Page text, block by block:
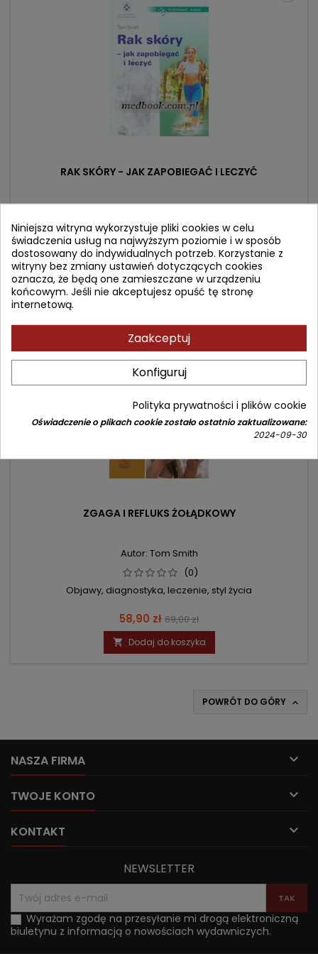
RAK SKÓRY - JAK ZAPOBIEGAĆ I LECZYĆ
(0)
Cena
66,90 złCena
podstawowa
79,00 zł
 Dodaj do koszyka
- 10,10 zł
ZGAGA I REFLUKS ŻOŁĄDKOWY
Autor: Tom Smith
(0)
Objawy, diagnostyka, leczenie, styl życia
Cena
58,90 zł Cena
podstawowa
69,00 zł
 Dodaj do koszyka
POWRÓT DO GÓRY 
NASZA FIRMA 
TWOJE KONTO 
KONTAKT 
NEWSLETTER
Wyrażam zgodę na przesyłanie mi drogą elektroniczną
biuletynu z informacją o nowościach wydawniczych.
Niniejsza witryna wykorzystuje pliki cookies w celu
świadczenia usług na najwyższym poziomie i w sposób
dostosowany do indywidualnych potrzeb. Korzystanie z
witryny bez zmiany ustawień dotyczących cookies
oznacza, że będą one zamieszczane w urządzeniu
końcowym. Jeśli nie akceptujesz opuść tę stronę
internetową.
Zaakceptuj
Konfiguruj
Polityka prywatności i plików cookie
Oświadczenie o plikach cookie zostało ostatnio zaktualizowane:
2024-09-30